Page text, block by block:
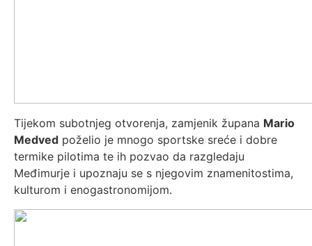
Tijekom subotnjeg otvorenja, zamjenik župana Mario
Medved poželio je mnogo sportske sreće i dobre
termike pilotima te ih pozvao da razgledaju
Međimurje i upoznaju se s njegovim znamenitostima,
kulturom i enogastronomijom.